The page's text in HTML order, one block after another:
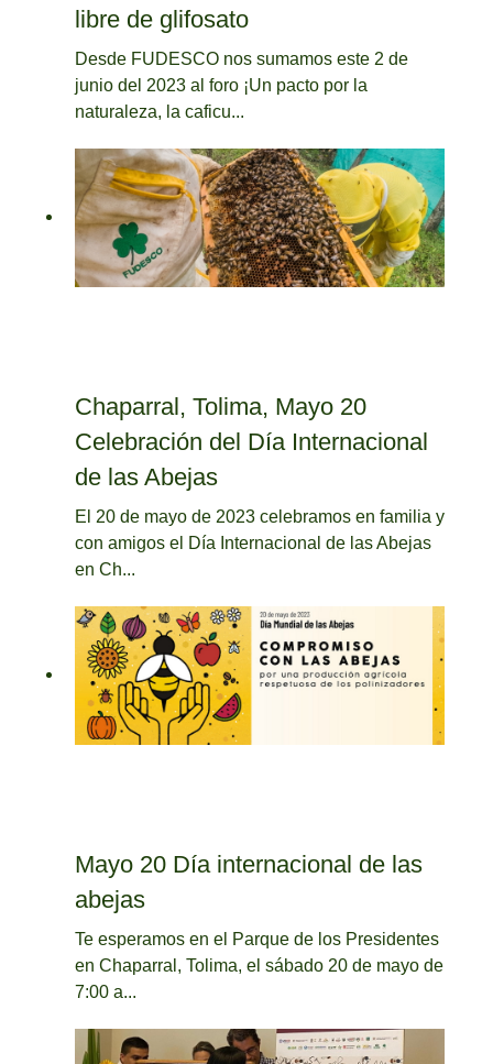
libre de glifosato
Desde FUDESCO nos sumamos este 2 de
junio del 2023 al foro ¡Un pacto por la
naturaleza, la caficu...
Chaparral, Tolima, Mayo 20
Celebración del Día Internacional
de las Abejas
El 20 de mayo de 2023 celebramos en familia y
con amigos el Día Internacional de las Abejas
en Ch...
Mayo 20 Día internacional de las
abejas
Te esperamos en el Parque de los Presidentes
en Chaparral, Tolima, el sábado 20 de mayo de
7:00 a...